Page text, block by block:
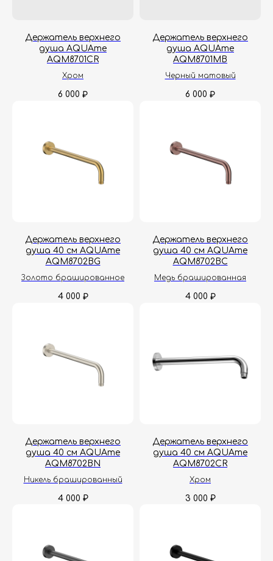
Держатель верхнего
душа AQUAme
AQM8701CR
Хром
6 000 ₽
Держатель верхнего
душа AQUAme
AQM8701MB
Черный матовый
6 000 ₽
Держатель верхнего
душа 40 см AQUAme
AQM8702BG
Золото брашированное
4 000 ₽
Держатель верхнего
душа 40 см AQUAme
AQM8702BC
Медь брашированная
4 000 ₽
Держатель верхнего
душа 40 см AQUAme
AQM8702BN
Никель брашированный
4 000 ₽
Держатель верхнего
душа 40 см AQUAme
AQM8702CR
Хром
3 000 ₽